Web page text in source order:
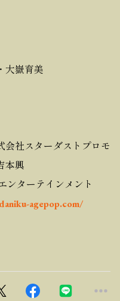
大嶽育美
会社スターダストプロモ
本興
ンターテインメント
agepop.com/